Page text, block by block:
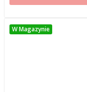
W Magazynie